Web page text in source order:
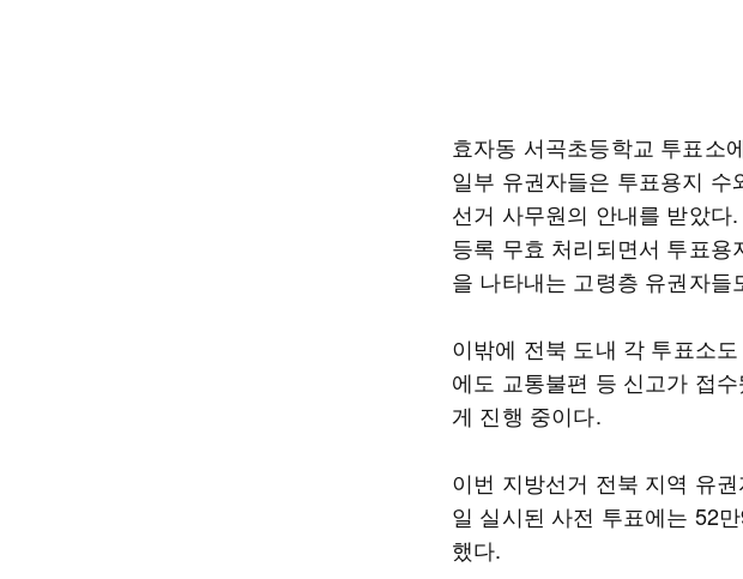
효자동 서곡초등학교 투표소
일부 유권자들은 투표용지
선거 사무원의 안내를 받았
등록 무효 처리되면서 투표용
을 나타내는 고령층 유권자들
이밖에 전북 도내 각 투표소
에도 교통불편 등 신고가 접
게 진행 중이다.
이번 지방선거 전북 지역 유
일 실시된 사전 투표에는 52
했다.